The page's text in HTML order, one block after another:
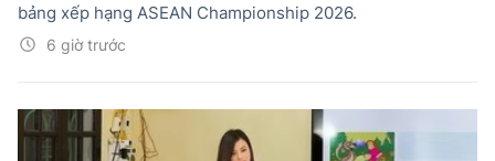
6 giờ trước
bảng xếp hạng ASEAN Championship 2026.